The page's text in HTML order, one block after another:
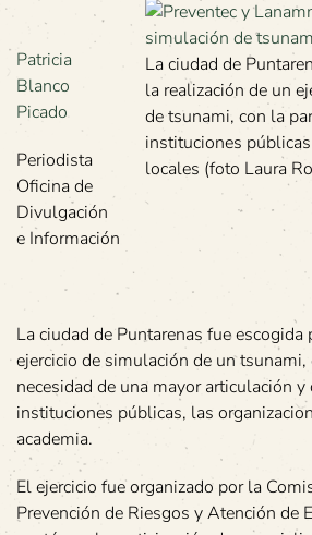
La ciudad de
la realización de un
de tsunami, con la
instituciones
locales (foto Laura
Patricia
Blanco
Picado
Periodista
Oficina de
Divulgación
e Información
La ciudad de Puntarenas fue escogida
ejercicio de simulación de un
necesidad de una mayor articulación
instituciones públicas, las
academia.
El ejercicio fue organizado por la
Prevención de Riesgos y Atención de